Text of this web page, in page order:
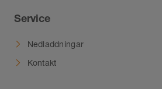
Service
Nedladdningar
Kontakt